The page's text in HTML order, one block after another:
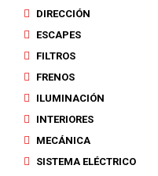
DIRECCIÓN
ESCAPES
FILTROS
FRENOS
ILUMINACIÓN
INTERIORES
MECÁNICA
SISTEMA ELÉCTRICO